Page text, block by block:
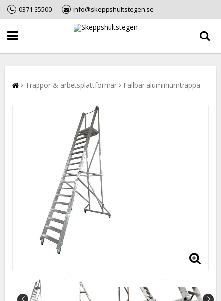
0371-35500 info@skeppshultstegen.se
Trappor & arbetsplattformar Fällbar aluminiumtrappa